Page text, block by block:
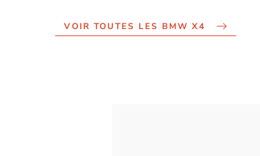
VOIR TOUTES LES BMW X4